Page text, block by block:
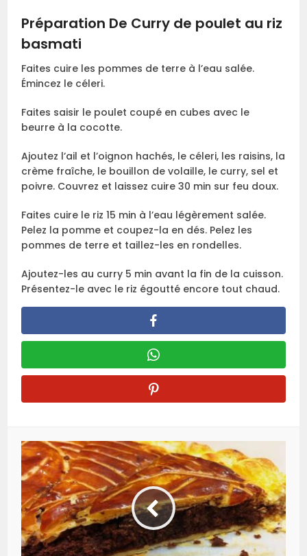
Préparation De Curry de poulet au riz
basmati
Faites cuire les pommes de terre à l’eau salée.
Émincez le céleri.
Faites saisir le poulet coupé en cubes avec le
beurre à la cocotte.
Ajoutez l’ail et l’oignon hachés, le céleri, les raisins, la
crème fraîche, le bouillon de volaille, le curry, sel et
poivre. Couvrez et laissez cuire 30 min sur feu doux.
Faites cuire le riz 15 min à l’eau légèrement salée.
Pelez la pomme et coupez-la en dés. Pelez les
pommes de terre et taillez-les en rondelles.
Ajoutez-les au curry 5 min avant la fin de la cuisson.
Présentez-le avec le riz égoutté encore tout chaud.